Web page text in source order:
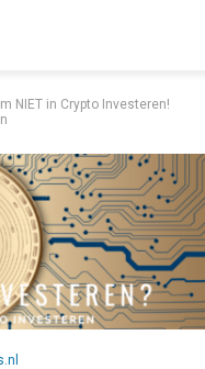
NIET in Crypto Investeren!